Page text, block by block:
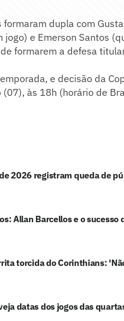
dupla com
e Emerson Santos
formarem a defesa
e decisão da
às 18h (horário de
2026 registram queda de
Allan Barcellos e o sucesso
torcida do Corinthians:
datas dos jogos das